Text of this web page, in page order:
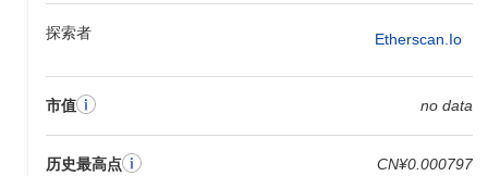
探索者 Etherscan.io
市值 no data
历史最高点
CN¥0.000797
赚取奖励的机会。此外，LARRY代币持有者可以参与治理提案和投
建dApps和集成的工具，促进了生态系统内的创新。该平台支持多
种钱包和市场，LARRY可以用于特定功能，如购买商品或服务、访
与度。